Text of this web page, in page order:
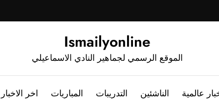
Ismailyonline
الموقع الرسمي لجماهير النادي الاسماعيلي
اخر الاخبار المباريات التدريبات الناشئين عالمية